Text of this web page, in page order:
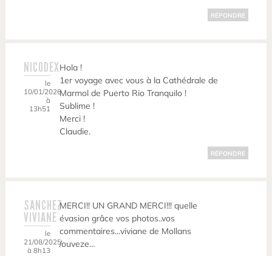
RÉPONDRE
NICODEX
le
10/01/2026
à
13h51
Hola !
1er voyage avec vous à la Cathédrale de
Marmol de Puerto Rio Tranquilo !
Sublime !
Merci !
Claudie.
RÉPONDRE
SANCHEZ
VIVIANE
le
21/08/2025
à 8h13
MERCI!! UN GRAND MERCI!!! quelle
évasion grâce vos photos..vos
commentaires…viviane de Mollans
/ouveze…